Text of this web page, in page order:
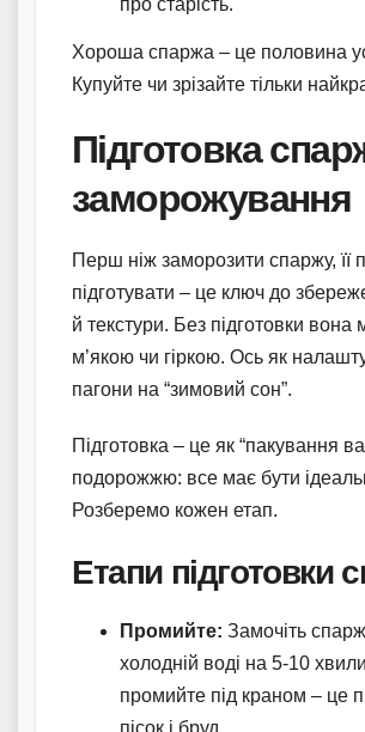
про старість.
Хороша спаржа – це половина
Купуйте чи зрізайте тільки
Підготовка
заморожування
Перш ніж заморозити спаржу, її
підготувати – це ключ до
й текстури. Без підготовки вона
м’якою чи гіркою. Ось як
пагони на “зимовий сон”.
Підготовка – це як “пакування
подорожжю: все має бути
Розберемо кожен етап.
Етапи підготовки
Промийте: Замочіть
холодній воді на 5-10
промийте під краном – це
пісок і бруд.